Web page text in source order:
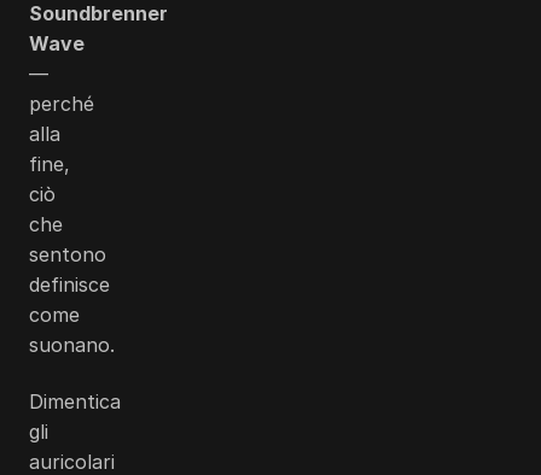
Soundbrenner
Wave
—
perché
alla
fine,
ciò
che
sentono
definisce
come
suonano.
Dimentica
gli
auricolari